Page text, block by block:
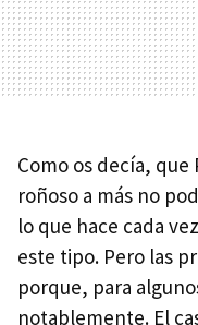
Como os decía, que
roñoso a más no
lo que hace cada
este tipo. Pero las
porque, para
notablemente. El